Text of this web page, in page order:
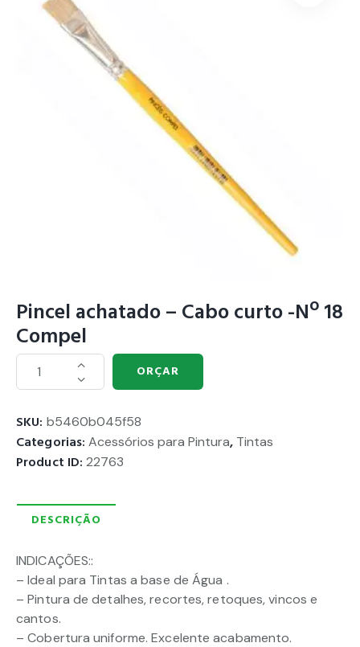
Pincel achatado – Cabo curto -Nº 18
Compel
ORÇAR
SKU: b5460b045f58
Categorias:Acessórios para Pintura, Tintas
Product ID:22763
DESCRIÇÃO
INDICAÇÕES::
– Ideal para Tintas a base de Água .
– Pintura de detalhes, recortes, retoques, vincos e
cantos.
– Cobertura uniforme. Excelente acabamento.